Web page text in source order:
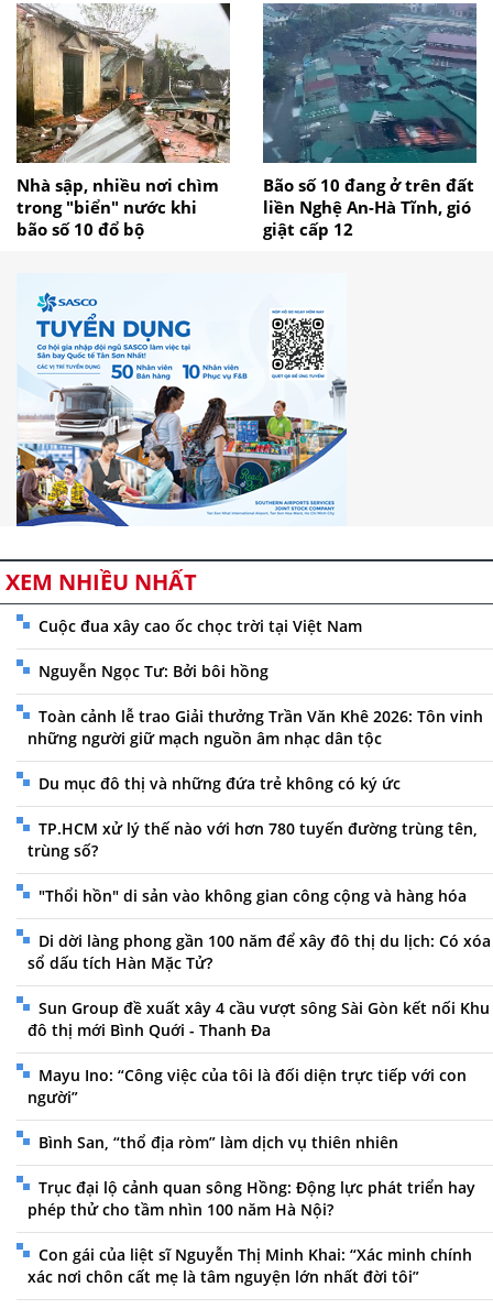
Nhà sập, nhiều nơi chìm
trong "biển" nước khi
bão số 10 đổ bộ
Bão số 10 đang ở trên đất
liền Nghệ An-Hà Tĩnh, gió
giật cấp 12
XEM NHIỀU NHẤT
Cuộc đua xây cao ốc chọc trời tại Việt Nam
Nguyễn Ngọc Tư: Bởi bôi hồng
Toàn cảnh lễ trao Giải thưởng Trần Văn Khê 2026: Tôn vinh
những người giữ mạch nguồn âm nhạc dân tộc
Du mục đô thị và những đứa trẻ không có ký ức
TP.HCM xử lý thế nào với hơn 780 tuyến đường trùng tên,
trùng số?
"Thổi hồn" di sản vào không gian công cộng và hàng hóa
Di dời làng phong gần 100 năm để xây đô thị du lịch: Có xóa
sổ dấu tích Hàn Mặc Tử?
Sun Group đề xuất xây 4 cầu vượt sông Sài Gòn kết nối Khu
đô thị mới Bình Quới - Thanh Đa
Mayu Ino: “Công việc của tôi là đối diện trực tiếp với con
người”
Bình San, “thổ địa ròm” làm dịch vụ thiên nhiên
Trục đại lộ cảnh quan sông Hồng: Động lực phát triển hay
phép thử cho tầm nhìn 100 năm Hà Nội?
Con gái của liệt sĩ Nguyễn Thị Minh Khai: “Xác minh chính
xác nơi chôn cất mẹ là tâm nguyện lớn nhất đời tôi”